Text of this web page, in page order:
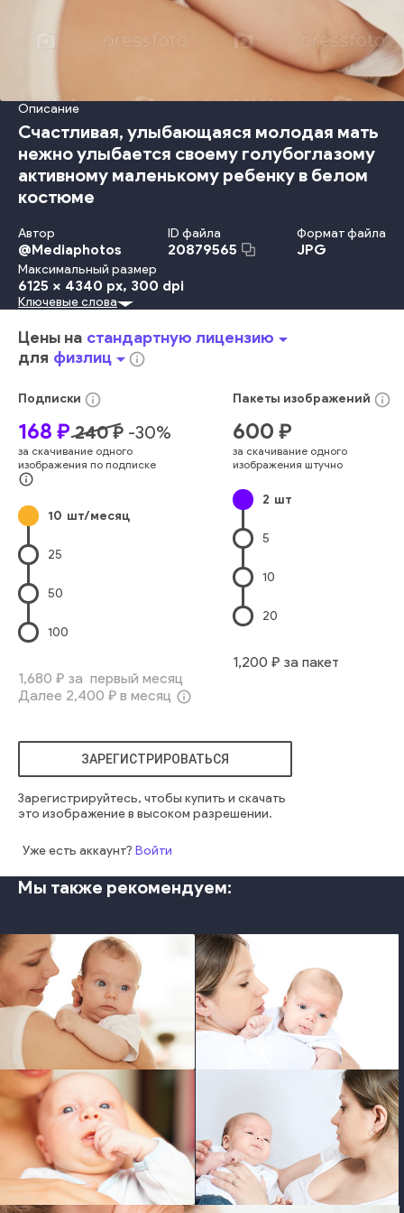
Описание
Счастливая, улыбающаяся молодая мать
нежно улыбается своему голубоглазому
активному маленькому ребенку в белом
костюме
Автор
@Mediaphotos
ID файла
20879565
Формат файла
JPG
Максимальный размер
6125 x 4340 px, 300 dpi
Красота Младенец
Женщины Смотреть Образ Жизни Любовь
Держать
Мать Родитель
Интерьер Дома
Молодой Возраст
Близость
Сын
Место Для Текста Часть Два Человека Обычные Люди
Новая Жизнь Домашний Быт
Европейского Происхождения
Положительная Эмоция
Девочки-Младенцы
милый
веселый
красивый
Ключевые слова
Цены на стандартную лицензиюarrow_drop_down
для физлицarrow_drop_downinfo_outline
Подписки info_outline
168 ₽ 240₽ -30%
за скачивание одного
изображения по подписке
info_outline
10 шт/месяц
25
50
100
1,680 ₽ за первый месяц
Далее 2,400 ₽ в месяц info_outline
Пакеты изображений info_outline
600 ₽
за скачивание одного
изображения штучно
2 шт
5
10
20
1,200 ₽ за пакет
ЗАРЕГИСТРИРОВАТЬСЯ
Зарегистрируйтесь, чтобы купить и скачать
это изображение в высоком разрешении.
Уже есть аккаунт? Войти
Мы также рекомендуем:
photo photo
photo photo